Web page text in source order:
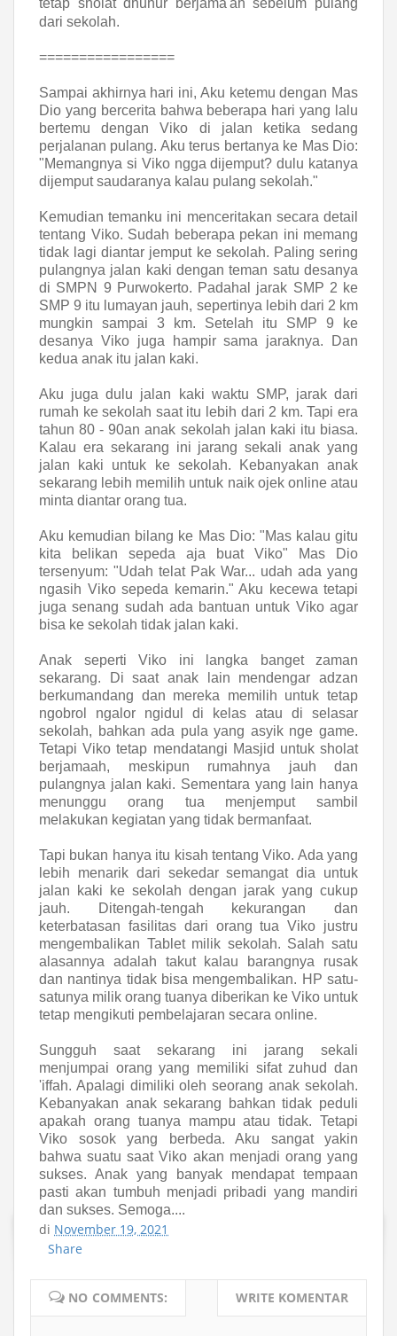
tetap sholat dhuhur berjama'ah sebelum pulang
dari sekolah.
=================
Sampai akhirnya hari ini, Aku ketemu dengan Mas
Dio yang bercerita bahwa beberapa hari yang lalu
bertemu dengan Viko di jalan ketika sedang
perjalanan pulang. Aku terus bertanya ke Mas Dio:
"Memangnya si Viko ngga dijemput? dulu katanya
dijemput saudaranya kalau pulang sekolah."
Kemudian temanku ini menceritakan secara detail
tentang Viko. Sudah beberapa pekan ini memang
tidak lagi diantar jemput ke sekolah. Paling sering
pulangnya jalan kaki dengan teman satu desanya
di SMPN 9 Purwokerto. Padahal jarak SMP 2 ke
SMP 9 itu lumayan jauh, sepertinya lebih dari 2 km
mungkin sampai 3 km. Setelah itu SMP 9 ke
desanya Viko juga hampir sama jaraknya. Dan
kedua anak itu jalan kaki.
Aku juga dulu jalan kaki waktu SMP, jarak dari
rumah ke sekolah saat itu lebih dari 2 km. Tapi era
tahun 80 - 90an anak sekolah jalan kaki itu biasa.
Kalau era sekarang ini jarang sekali anak yang
jalan kaki untuk ke sekolah. Kebanyakan anak
sekarang lebih memilih untuk naik ojek online atau
minta diantar orang tua.
Aku kemudian bilang ke Mas Dio: "Mas kalau gitu
kita belikan sepeda aja buat Viko" Mas Dio
tersenyum: "Udah telat Pak War... udah ada yang
ngasih Viko sepeda kemarin." Aku kecewa tetapi
juga senang sudah ada bantuan untuk Viko agar
bisa ke sekolah tidak jalan kaki.
Anak seperti Viko ini langka banget zaman
sekarang. Di saat anak lain mendengar adzan
berkumandang dan mereka memilih untuk tetap
ngobrol ngalor ngidul di kelas atau di selasar
sekolah, bahkan ada pula yang asyik nge game.
Tetapi Viko tetap mendatangi Masjid untuk sholat
berjamaah, meskipun rumahnya jauh dan
pulangnya jalan kaki. Sementara yang lain hanya
menunggu orang tua menjemput sambil
melakukan kegiatan yang tidak bermanfaat.
Tapi bukan hanya itu kisah tentang Viko. Ada yang
lebih menarik dari sekedar semangat dia untuk
jalan kaki ke sekolah dengan jarak yang cukup
jauh. Ditengah-tengah kekurangan dan
keterbatasan fasilitas dari orang tua Viko justru
mengembalikan Tablet milik sekolah. Salah satu
alasannya adalah takut kalau barangnya rusak
dan nantinya tidak bisa mengembalikan. HP satu-
satunya milik orang tuanya diberikan ke Viko untuk
tetap mengikuti pembelajaran secara online.
Sungguh saat sekarang ini jarang sekali
menjumpai orang yang memiliki sifat zuhud dan
'iffah. Apalagi dimiliki oleh seorang anak sekolah.
Kebanyakan anak sekarang bahkan tidak peduli
apakah orang tuanya mampu atau tidak. Tetapi
Viko sosok yang berbeda. Aku sangat yakin
bahwa suatu saat Viko akan menjadi orang yang
sukses. Anak yang banyak mendapat tempaan
pasti akan tumbuh menjadi pribadi yang mandiri
dan sukses. Semoga....
di November 19, 2021
Share
NO COMMENTS: WRITE KOMENTAR